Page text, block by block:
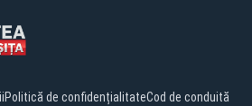
Politică de confidențialitateCod de conduită